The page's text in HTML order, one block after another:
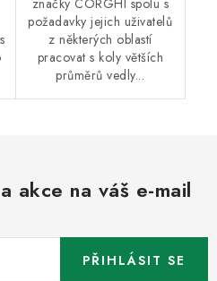
značky CORGHI spolu s
požadavky jejich uživatelů
z některých oblastí
pracovat s koly větších
průměrů vedly...
akce na váš e-mail
PŘIHLÁSIT SE